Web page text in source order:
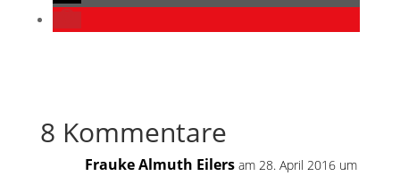
8 Kommentare
Frauke Almuth Eilers am 28. April 2016 um